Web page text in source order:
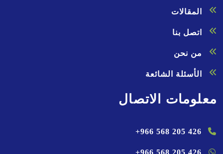
المقالات
اتصل بنا
من نحن
الأسئلة الشائعة
معلومات الاتصال
+966 568 205 426
+966 568 205 426